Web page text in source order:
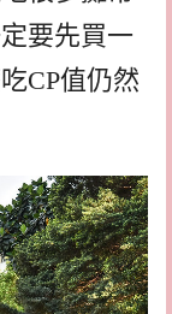
要先買一
CP值仍然